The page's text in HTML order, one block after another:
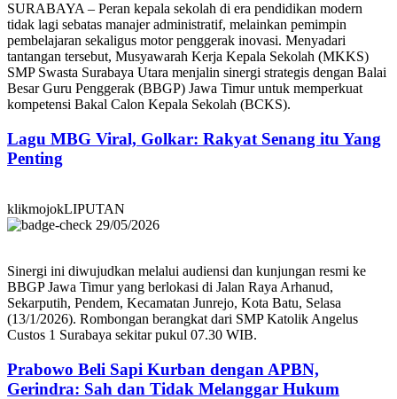
SURABAYA – Peran kepala sekolah di era pendidikan modern
tidak lagi sebatas manajer administratif, melainkan pemimpin
pembelajaran sekaligus motor penggerak inovasi. Menyadari
tantangan tersebut, Musyawarah Kerja Kepala Sekolah (MKKS)
SMP Swasta Surabaya Utara menjalin sinergi strategis dengan Balai
Besar Guru Penggerak (BBGP) Jawa Timur untuk memperkuat
kompetensi Bakal Calon Kepala Sekolah (BCKS).
Lagu MBG Viral, Golkar: Rakyat Senang itu Yang
Penting
klikmojokLIPUTAN
29/05/2026
Sinergi ini diwujudkan melalui audiensi dan kunjungan resmi ke
BBGP Jawa Timur yang berlokasi di Jalan Raya Arhanud,
Sekarputih, Pendem, Kecamatan Junrejo, Kota Batu, Selasa
(13/1/2026). Rombongan berangkat dari SMP Katolik Angelus
Custos 1 Surabaya sekitar pukul 07.30 WIB.
Prabowo Beli Sapi Kurban dengan APBN,
Gerindra: Sah dan Tidak Melanggar Hukum